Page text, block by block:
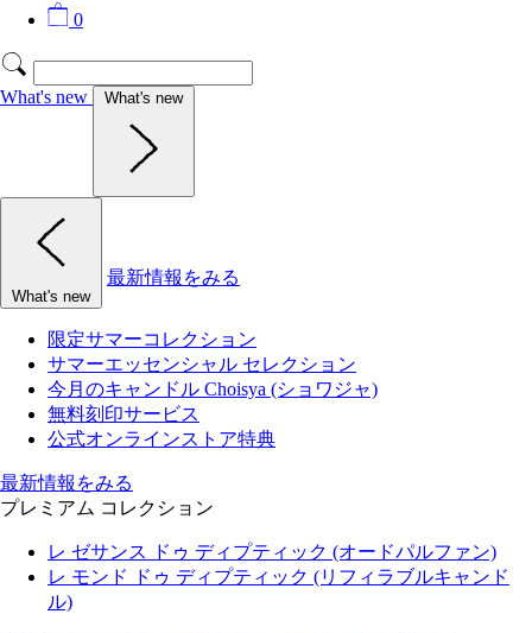
0
What's new What's new
What's new
最新情報をみる
限定サマーコレクション
サマーエッセンシャル セレクション
今月のキャンドル Choisya (ショワジャ)
無料刻印サービス
公式オンラインストア特典
最新情報をみる
プレミアム コレクション
レ ゼサンス ドゥ ディプティック (オードパルファン)
レ モンド ドゥ ディプティック (リフィラブルキャンド
ル)